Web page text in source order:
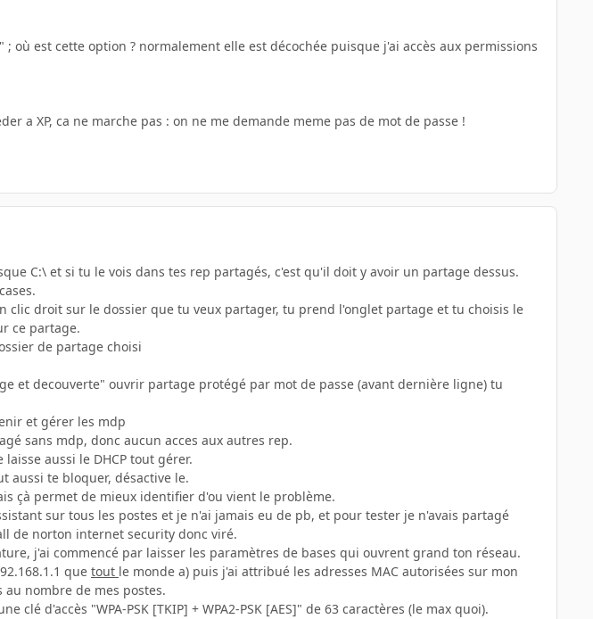
où est cette option ? normalement elle est décochée puisque j'ai accès aux permissions
a XP, ca ne marche pas : on ne me demande meme pas de mot de passe !
C:\ et si tu le vois dans tes rep partagés, c'est qu'il doit y avoir un partage dessus.
clic droit sur le dossier que tu veux partager, tu prend l'onglet partage et tu choisis le
ce partage.
de partage choisi
et decouverte" ouvrir partage protégé par mot de passe (avant dernière ligne) tu
et gérer les mdp
sans mdp, donc aucun acces aux autres rep.
aussi le DHCP tout gérer.
aussi te bloquer, désactive le.
çà permet de mieux identifier d'ou vient le problème.
sur tous les postes et je n'ai jamais eu de pb, et pour tester je n'avais partagé
de norton internet security donc viré.
j'ai commencé par laisser les paramètres de bases qui ouvrent grand ton réseau.
que tout le monde a) puis j'ai attribué les adresses MAC autorisées sur mon
nombre de mes postes.
d'accès "WPA-PSK [TKIP] + WPA2-PSK [AES]" de 63 caractères (le max quoi).